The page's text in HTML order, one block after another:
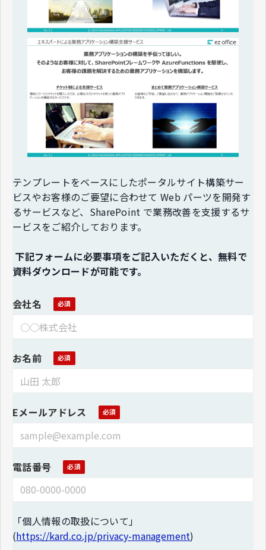
テンプレートをベースにしたポータルサイト構築サー
ビスやお客様のご要望に合わせて Web パーツを開発す
るサービスなど、SharePoint で業務改善を支援するサ
ービスをご紹介しております。
下記フォームに必要事項をご記入いただくと、無料で
資料ダウンロードが可能です。
会社名
お名前
Eメールアドレス
電話番号
「個人情報の取扱について」
(https://kard.co.jp/privacy-management)